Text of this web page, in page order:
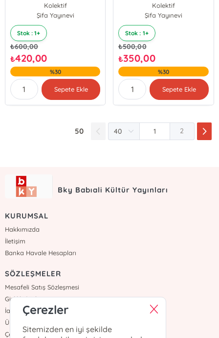
Kolektif
Şifa Yayınevi
Stok : 1+
₺600,00
₺420,00
%30
Sepete Ekle
Kolektif
Şifa Yayınevi
Stok : 1+
₺500,00
₺350,00
%30
Sepete Ekle
50 2
Bky Babıali Kültür Yayınları
KURUMSAL
Hakkımızda
İletişim
Banka Havale Hesapları
SÖZLEŞMELER
Mesafeli Satış Sözleşmesi
Gizlilik Sözleşmesi
İade ve Teslimat
Üyelik Sözleşmesi
Çerez Politikası
Çerezler
Sitemizden en iyi şekilde